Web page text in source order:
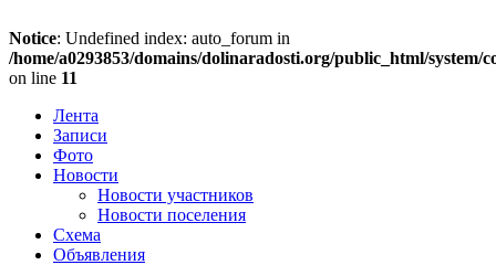
Notice: Undefined index: auto_forum in
/home/a0293853/domains/dolinaradosti.org/public_html/
on line 11
Лента
Записи
Фото
Новости
Новости участников
Новости поселения
Схема
Объявления